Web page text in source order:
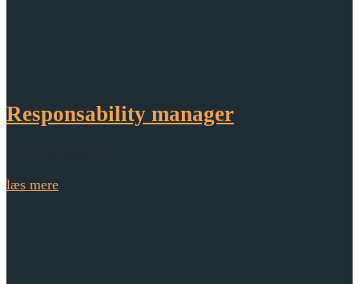
Responsability manager
læs mere